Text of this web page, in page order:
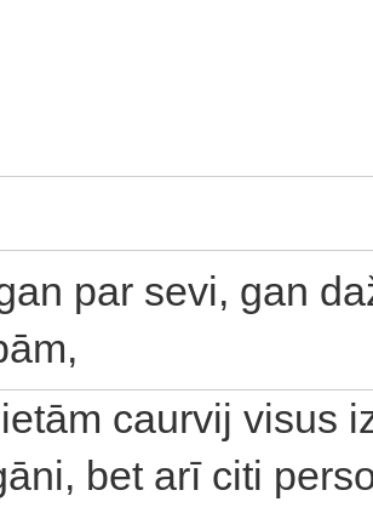
par sevi, gan
caurvij visus
bet arī citi